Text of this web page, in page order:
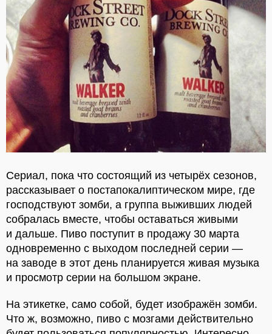
Сериал, пока что состоящий из четырёх сезонов,
рассказывает о постапокалиптическом мире, где
господствуют зомби, а группа выживших людей
собралась вместе, чтобы оставаться живыми
и дальше. Пиво поступит в продажу 30 марта
одновременно с выходом последней серии —
на заводе в этот день планируется живая музыка
и просмотр серии на большом экране.
На этикетке, само собой, будет изображён зомби.
Что ж, возможно, пиво с мозгами действительно